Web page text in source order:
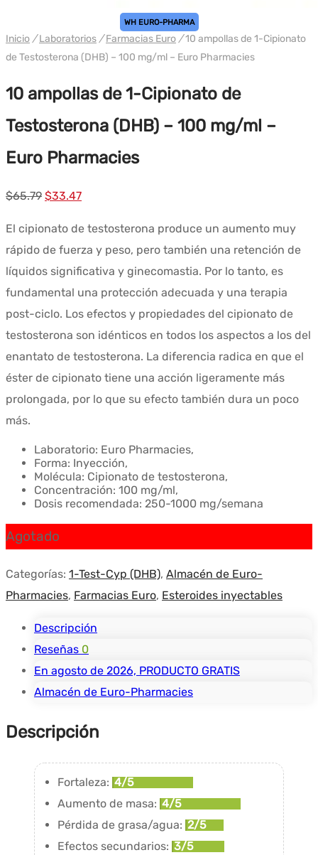
WH EURO-PHARMA
Inicio / Laboratorios / Farmacias Euro /10 ampollas de 1-Cipionato
de Testosterona (DHB) – 100 mg/ml – Euro Pharmacies
10 ampollas de 1-Cipionato de
Testosterona (DHB) – 100 mg/ml –
Euro Pharmacies
$65.79 El
$65.79.
$33.47El
$33.47.
El cipionato de testosterona produce un aumento muy
rápido de fuerza y peso, pero también una retención de
líquidos significativa y ginecomastia. Por lo tanto, es
fundamental una protección adecuada y una terapia
post-ciclo. Los efectos y propiedades del cipionato de
testosterona son idénticos en todos los aspectos a los del
enantato de testosterona. La diferencia radica en que el
éster de cipionato tiene una acción ligeramente más
prolongada, por lo que su efecto también dura un poco
más.
Laboratorio: Euro Pharmacies,
Forma: Inyección,
Molécula: Cipionato de testosterona,
Concentración: 100 mg/ml,
Dosis recomendada: 250-1000 mg/semana
Agotado
Categorías: 1-Test-Cyp (DHB), Almacén de Euro-
Pharmacies, Farmacias Euro, Esteroides inyectables
Descripción
Reseñas 0
En agosto de 2026, PRODUCTO GRATIS
Almacén de Euro-Pharmacies
Descripción
Fortaleza: 4/5
Aumento de masa: 4/5
Pérdida de grasa/agua: 2/5
Efectos secundarios: 3/5